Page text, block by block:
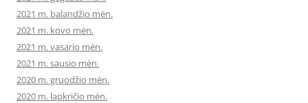
2021 m. balandžio mėn.
2021 m. kovo mėn.
2021 m. vasario mėn.
2021 m. sausio mėn.
2020 m. gruodžio mėn.
2020 m. lapkričio mėn.